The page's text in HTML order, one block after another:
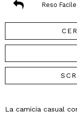
Reso
La camicia casual